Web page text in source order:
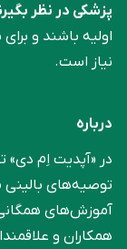
پزشکی در نظر
اولیه باشند و
نیاز است.
درباره
در «آپدیت اِم دی»
توصیه‌های بالینی
آموزش‌های همگانی
همکاران و